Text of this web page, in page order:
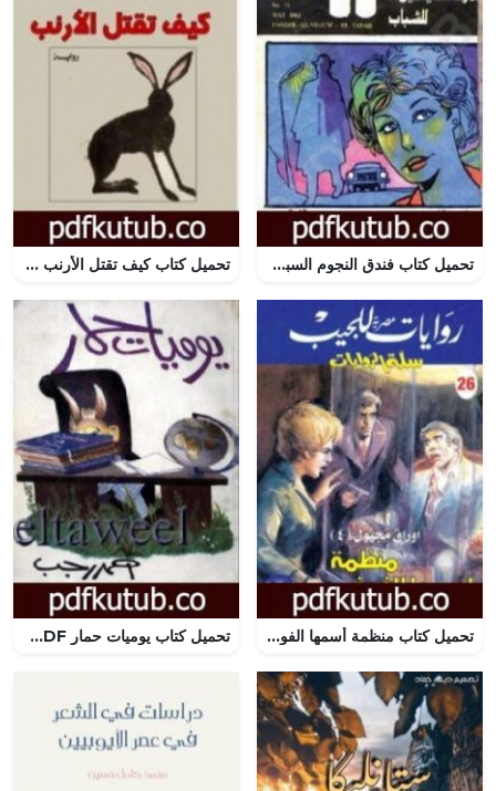
تحميل كتاب فندق النجوم السبعة – مجموعة الشياطين ال 13 PDF تأليف محمود سالم مجانا [كامل] تحميل كتاب كيف تقتل الأرنب PDF تأليف صلاح صلاح مجانا [كامل]
تحميل كتاب منظمة أسمها الفوضى PDF تأليف تامر إبراهيم مجانا [كامل] تحميل كتاب يوميات حمار PDF تأليف أحمد رجب مجانا [كامل]